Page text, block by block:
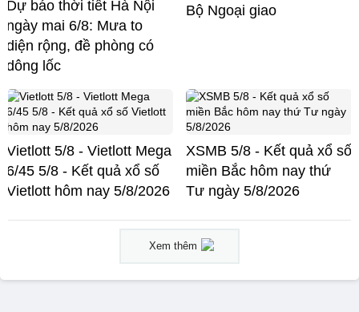
Dự báo thời tiết Hà Nội
ngày mai 6/8: Mưa to
diện rộng, đề phòng có
dông lốc
Bộ Ngoại giao
Vietlott 5/8 - Vietlott Mega
6/45 5/8 - Kết quả xổ số
Vietlott hôm nay 5/8/2026
XSMB 5/8 - Kết quả xổ số
miền Bắc hôm nay thứ
Tư ngày 5/8/2026
Xem thêm